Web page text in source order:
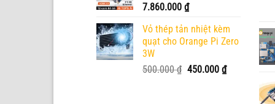
7.860.000 ₫
Vỏ thép tản nhiệt kèm
quạt cho Orange Pi Zero
3W
500.000₫ Giá
450.000 ₫Giá